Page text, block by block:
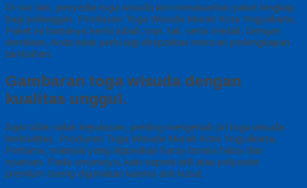
Di sisi lain, penyedia toga wisuda kini menawarkan paket lengkap
bagi pelanggan. Produsen Toga Wisuda Murah Kota Yogyakarta,
Paket ini biasanya berisi jubah, topi, tali, serta medali. Dengan
demikian, Anda tidak perlu lagi direpotkan mencari perlengkapan
tambahan.
Gambaran toga wisuda dengan
kualitas unggul.
Agar tidak salah keputusan, penting mengenali ciri toga wisuda
berkualitas. Produsen Toga Wisuda Murah Kota Yogyakarta,
Pertama, material yang digunakan harus terasa halus dan
nyaman. Pada umumnya, kain seperti drill atau polyester
premium sering digunakan karena anti kusut.